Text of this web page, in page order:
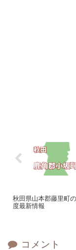
秋田県山本郡藤里町
度最新情報
コメント